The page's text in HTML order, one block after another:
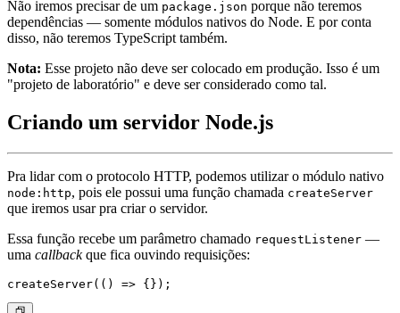
Não iremos precisar de um package.json porque não teremos
dependências — somente módulos nativos do Node. E por conta
disso, não teremos TypeScript também.
Nota: Esse projeto não deve ser colocado em produção. Isso é um
"projeto de laboratório" e deve ser considerado como tal.
Criando um servidor Node.js
Pra lidar com o protocolo HTTP, podemos utilizar o módulo nativo
node:http, pois ele possui uma função chamada createServer
que iremos usar pra criar o servidor.
Essa função recebe um parâmetro chamado requestListener —
uma callbackque fica ouvindo requisições: